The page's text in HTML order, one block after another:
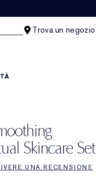
Trova un negozio
Skincare Set
UNA RECENSIONE